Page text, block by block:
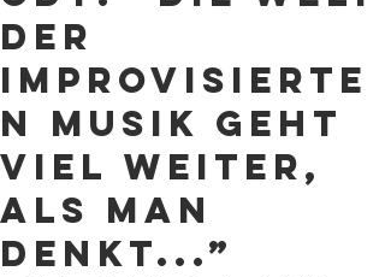
der
improvisierte
n Musik geht
viel weiter,
als man
denkt...”